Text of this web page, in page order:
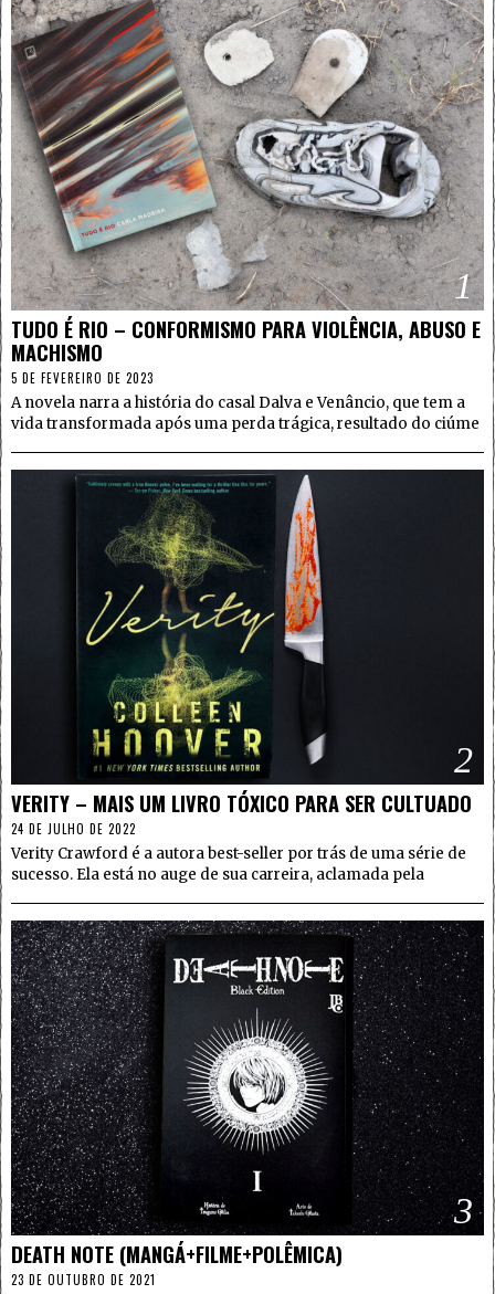
1
TUDO É RIO – CONFORMISMO PARA VIOLÊNCIA, ABUSO E
MACHISMO
5 DE FEVEREIRO DE 2023
A novela narra a história do casal Dalva e Venâncio, que tem a
vida transformada após uma perda trágica, resultado do ciúme
2
VERITY – MAIS UM LIVRO TÓXICO PARA SER CULTUADO
24 DE JULHO DE 2022
Verity Crawford é a autora best-seller por trás de uma série de
sucesso. Ela está no auge de sua carreira, aclamada pela
3
DEATH NOTE (MANGÁ+FILME+POLÊMICA)
23 DE OUTUBRO DE 2021